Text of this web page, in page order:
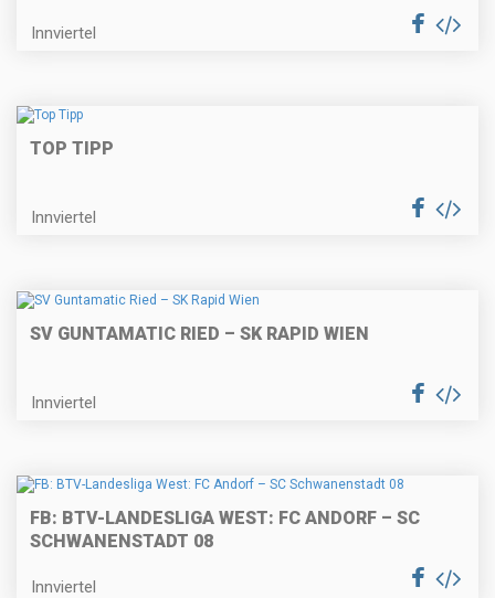
Innviertel
TOP TIPP
Innviertel
SV GUNTAMATIC RIED – SK RAPID WIEN
Innviertel
FB: BTV-LANDESLIGA WEST: FC ANDORF – SC
SCHWANENSTADT 08
Innviertel